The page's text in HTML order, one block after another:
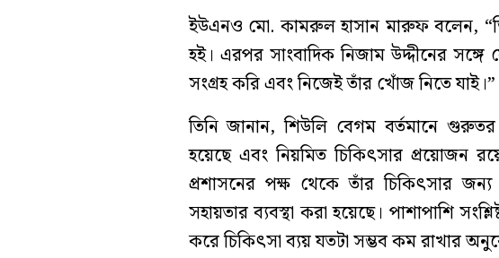
ইউএনও মো. কামরুল হাসান মারুফ বলেন,
হই। এরপর সাংবাদিক নিজাম উদ্দীনের
সংগ্রহ করি এবং নিজেই তাঁর খোঁজ নিতে যাই।”
তিনি জানান, শিউলি বেগম বর্তমানে
হয়েছে এবং নিয়মিত চিকিৎসার প্রয়োজন
প্রশাসনের পক্ষ থেকে তাঁর চিকিৎসার
সহায়তার ব্যবস্থা করা হয়েছে। পাশাপাশি
করে চিকিৎসা ব্যয় যতটা সম্ভব কম রাখার